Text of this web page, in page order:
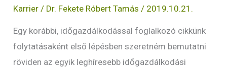
Karrier / Dr. Fekete Róbert Tamás/ 2019.10.21.
Egy korábbi, időgazdálkodással foglalkozó cikkünk
folytatásaként első lépésben szeretném bemutatni
röviden az egyik leghíresebb időgazdálkodási